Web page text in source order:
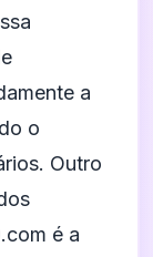
a
o
Outro
é a